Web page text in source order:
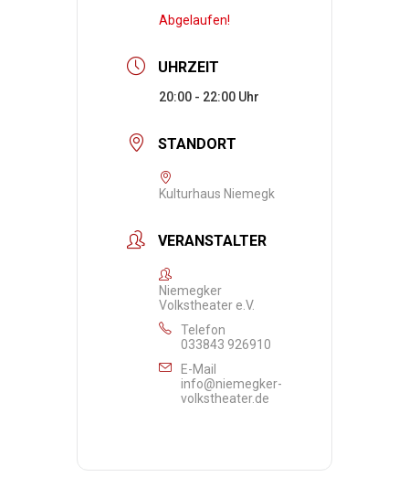
Abgelaufen!
UHRZEIT
20:00 - 22:00
STANDORT
Kulturhaus Niemegk
VERANSTALTER
Niemegker
Volkstheater e.V.
Telefon
033843 926910
E-Mail
info@niemegker-
volkstheater.de